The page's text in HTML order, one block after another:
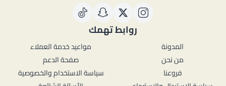
روابط تهمك
المدونة
من نحن
فروعنا
مواعيد خدمة العملاء
صفحة الدعم
سياسة الاستخدام والخصوصية